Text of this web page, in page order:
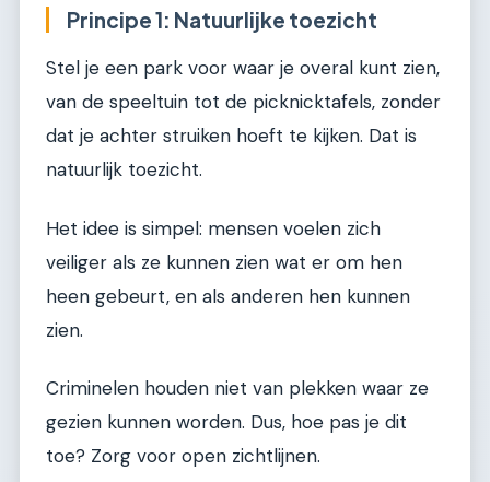
Principe 1: Natuurlijke toezicht
Stel je een park voor waar je overal kunt zien,
van de speeltuin tot de picknicktafels, zonder
dat je achter struiken hoeft te kijken. Dat is
natuurlijk toezicht.
Het idee is simpel: mensen voelen zich
veiliger als ze kunnen zien wat er om hen
heen gebeurt, en als anderen hen kunnen
zien.
Criminelen houden niet van plekken waar ze
gezien kunnen worden. Dus, hoe pas je dit
toe? Zorg voor open zichtlijnen.